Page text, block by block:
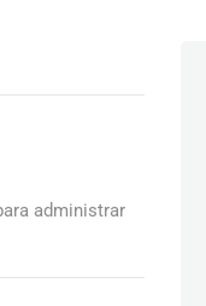
administrar